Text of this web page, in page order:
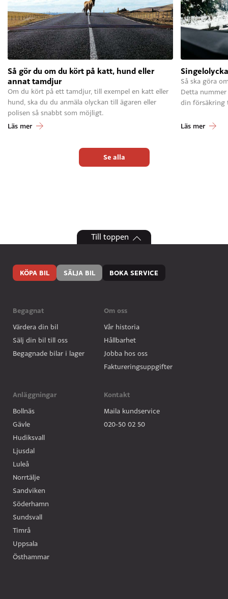
Så gör du om du kört på katt, hund eller
annat tamdjur
Om du kört på ett tamdjur, till exempel en katt eller
hund, ska du du anmäla olyckan till ägaren eller
polisen så snabbt som möjligt.
Läs mer
Så ska göra
Detta
din försäkring
Läs mer
Se alla
Till toppen
Begagnat
Värdera din bil
Sälj din bil till oss
Begagnade bilar i lager
Anläggningar
Bollnäs
Gävle
Hudiksvall
Ljusdal
Luleå
Norrtälje
Sandviken
Söderhamn
Sundsvall
Timrå
Uppsala
Östhammar
Om oss
Vår historia
Hållbarhet
Jobba hos oss
Faktureringsuppgifter
Kontakt
Maila kundservice
020-50 02 50
KÖPA BIL SÄLJA BIL BOKA SERVICE